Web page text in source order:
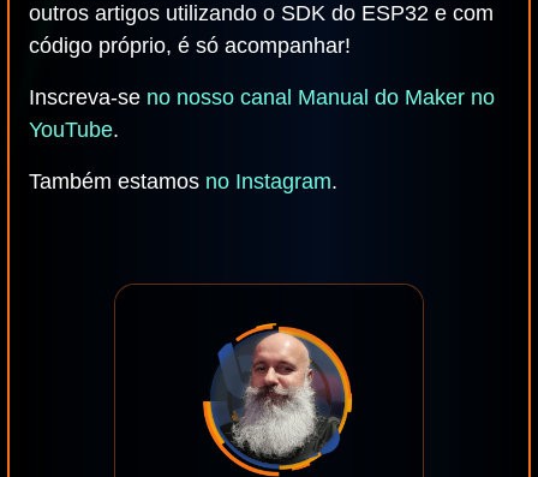
outros artigos utilizando o SDK do ESP32 e com
código próprio, é só acompanhar!
Inscreva-se no nosso canal Manual do Maker no
YouTube.
Também estamos no Instagram.